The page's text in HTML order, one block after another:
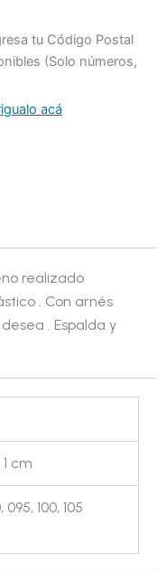
tu Código Postal
(Solo números,
acá
realizado
. Con arnés
. Espalda y
1 cm
095, 100, 105